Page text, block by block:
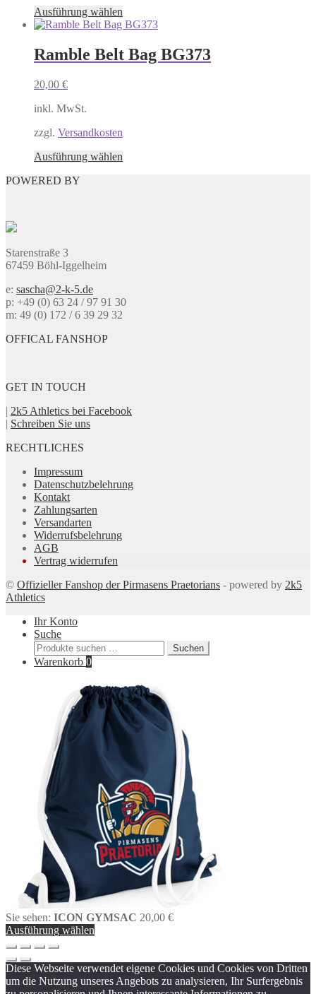
gewählt
werden
Ausführung wählen
Produkt
mehrere
Varianten
der
gewählt
Ramble Belt Bag BG373
20,00 €
inkl. MwSt.
zzgl. Versandkosten
Ausführung wählen
Produktseite
gewählt
POWERED BY
Starenstraße 3
67459 Böhl-Iggelheim
e: sascha@2-k-5.de
p: +49 (0) 63 24 / 97 91 30
m: 49 (0) 172 / 6 39 29 32
OFFICAL FANSHOP
GET IN TOUCH
| 2k5 Athletics bei Facebook
| Schreiben Sie uns
RECHTLICHES
Impressum
Datenschutzbelehrung
Kontakt
Zahlungsarten
Versandarten
Widerrufsbelehrung
AGB
Vertrag widerrufen
© Offizieller Fanshop der Pirmasens Praetorians - powered by 2k5
Athletics
Ihr Konto
Suche
Suchen
nach:
Suchen
Warenkorb 0
Sie sehen: ICON GYMSAC 20,00 €
Ausführung wählen
Diese Webseite verwendet eigene Cookies und Cookies von Dritten
um die Nutzung unseres Angebots zu analysieren, Ihr Surfergebnis